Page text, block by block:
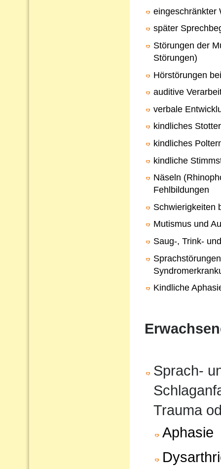
eingeschränkter
später
Störungen der
Störungen)
Hörstörungen
auditive
verbale
kindliches
kindliches
kindliche
Näseln
Fehlbildungen
Schwierigkeiten
Mutismus und
Saug-, Trink-
Kindliche
Sprach-
Trauma
Aphasie